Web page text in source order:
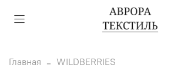
Главная WILDBERRIES